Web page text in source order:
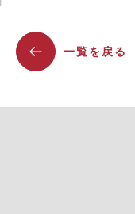
一覧を戻る